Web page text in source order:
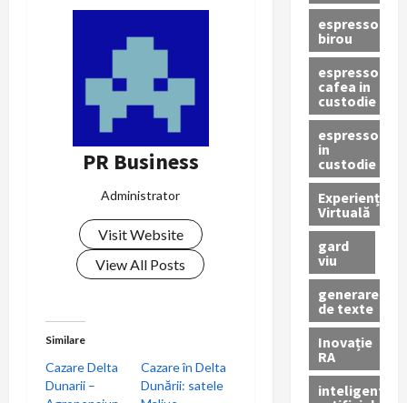
r
t
PR Business
Administrator
Visit Website
View All Posts
Similare
Cazare Delta
Dunarii –
Cazare în Delta
Dunării: satele
espressor
birou
espressor
cafea in
custodie
espressor
in
custodie
Experiență
Virtuală
gard
viu
generare
de texte
Inovație
RA
inteligenta